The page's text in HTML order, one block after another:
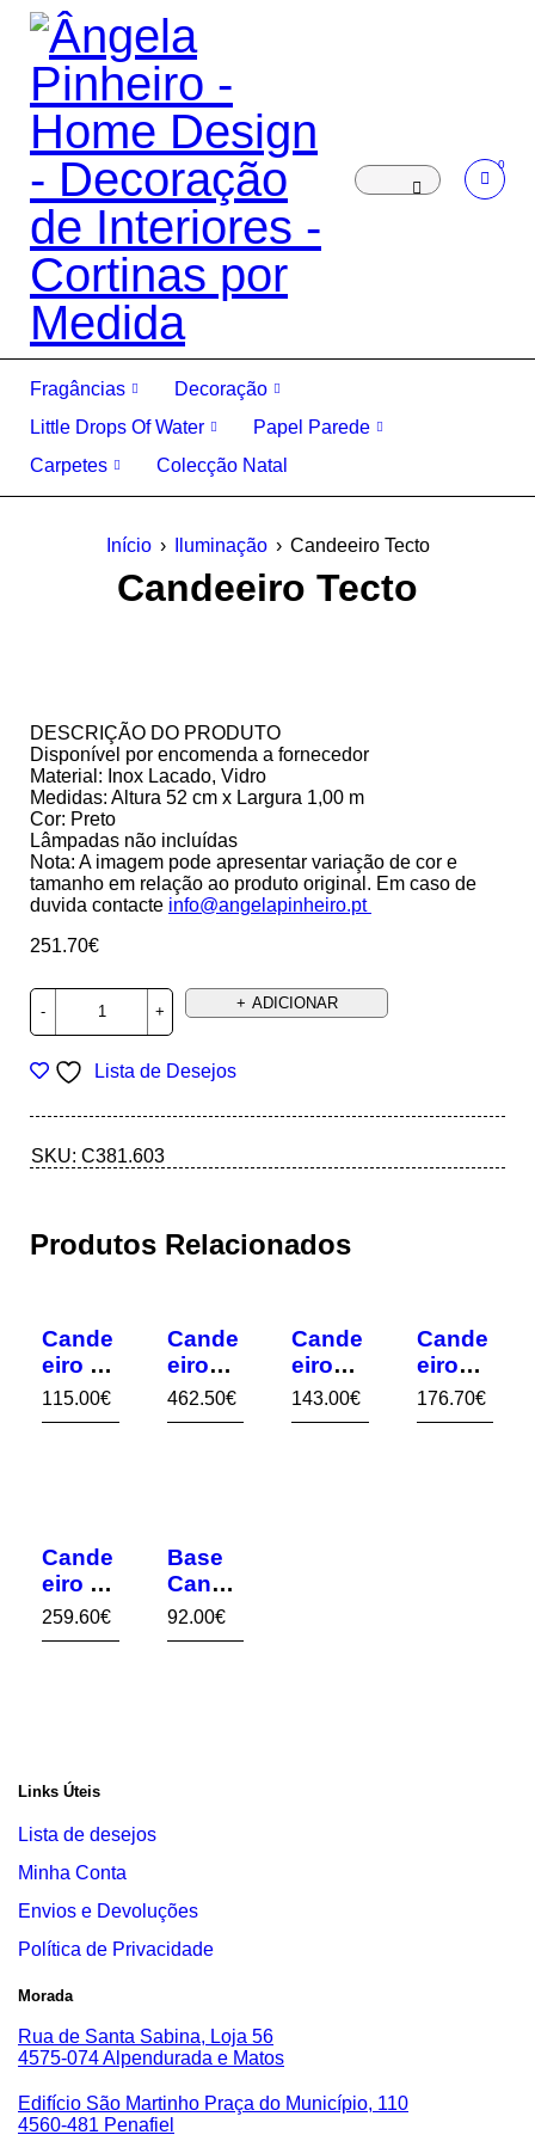
0
Fragâncias
Decoração
Little Drops Of Water
Papel Parede
Carpetes
Colecção Natal
Início › Iluminação › Candeeiro Tecto
Candeeiro Tecto
DESCRIÇÃO DO PRODUTO
Disponível por encomenda a fornecedor
Material: Inox Lacado, Vidro
Medidas: Altura 52 cm x Largura 1,00 m
Cor: Preto
Lâmpadas não incluídas
Nota: A imagem pode apresentar variação de cor e
tamanho em relação ao produto original. Em caso de
duvida contacte info@angelapinheiro.pt
251.70€
ADICIONAR
Lista de Desejos
SKU: C381.603
Produtos Relacionados
Cande
eiro Pé
Cleme
nce
115.00€
Cande
eiro
Tecto
462.50€
Cande
eiro
Seren
ella
143.00€
Cande
eiro
Tripé
Doura
176.70€
Cande
eiro de
Pé
259.60€
Base
Cande
eiro
92.00€
Links Úteis
Lista de desejos
Minha Conta
Envios e Devoluções
Política de Privacidade
Morada
Rua de Santa Sabina, Loja 56
4575-074 Alpendurada e Matos
Edifício São Martinho Praça do Município, 110
4560-481 Penafiel